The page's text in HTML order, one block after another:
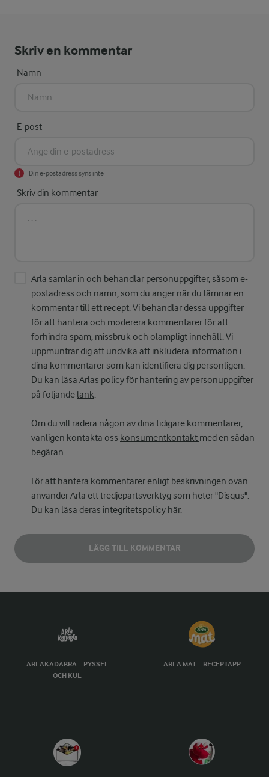
Skriv en kommentar
Namn
E-post
Din e-postadress syns inte
Skriv din kommentar
Arla samlar in och behandlar personuppgifter, såsom e-
postadress och namn, som du anger när du lämnar en
kommentar till ett recept. Vi behandlar dessa uppgifter
för att hantera och moderera kommentarer för att
förhindra spam, missbruk och olämpligt innehåll. Vi
uppmuntrar dig att undvika att inkludera information i
dina kommentarer som kan identifiera dig personligen.
Du kan läsa Arlas policy för hantering av personuppgifter
på följande länk.
Om du vill radera någon av dina tidigare kommentarer,
vänligen kontakta oss konsumentkontakt med en sådan
begäran.
För att hantera kommentarer enligt beskrivningen ovan
använder Arla ett tredjepartsverktyg som heter "Disqus".
Du kan läsa deras integritetspolicy här.
LÄGG TILL KOMMENTAR
ARLAKADABRA – PYSSEL
OCH KUL
ARLA MAT – RECEPTAPP